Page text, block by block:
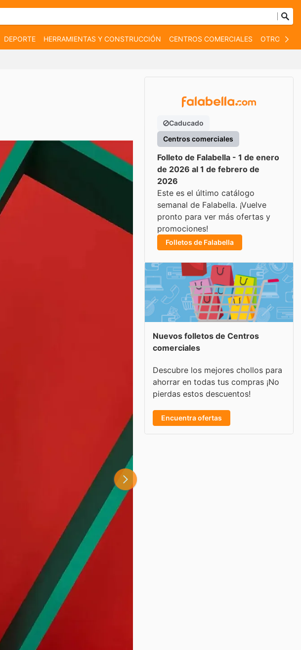
DEPORTE HERRAMIENTAS Y CONSTRUCCIÓN CENTROS COMERCIALES OTROS
Caducado
Centros comerciales
Folleto de Falabella - 1 de enero
de 2026 al 1 de febrero de
2026
Este es el último catálogo
semanal de Falabella. ¡Vuelve
pronto para ver más ofertas y
promociones!
Folletos de Falabella
Nuevos folletos de Centros
comerciales
Descubre los mejores chollos para
ahorrar en todas tus compras ¡No
pierdas estos descuentos!
Encuentra ofertas